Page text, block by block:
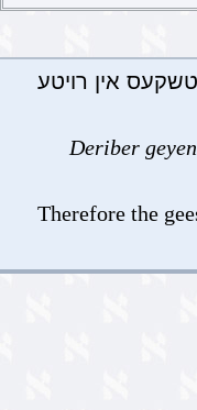
אין רויטע
Deriber
Therefore the